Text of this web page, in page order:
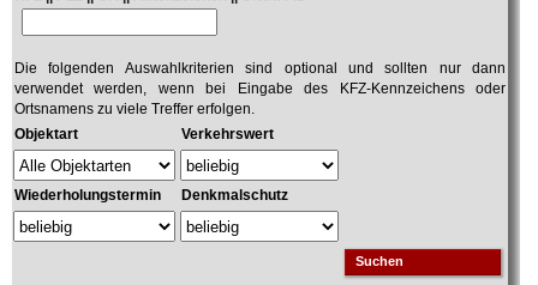
Die folgenden Auswahlkriterien sind optional und sollten nur dann
verwendet werden, wenn bei Eingabe des KFZ-Kennzeichens oder
Ortsnamens zu viele Treffer erfolgen.
Objektart
Verkehrswert
Wiederholungstermin Denkmalschutz
Suchen